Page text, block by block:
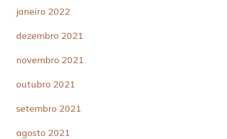
janeiro 2022
dezembro 2021
novembro 2021
outubro 2021
setembro 2021
agosto 2021